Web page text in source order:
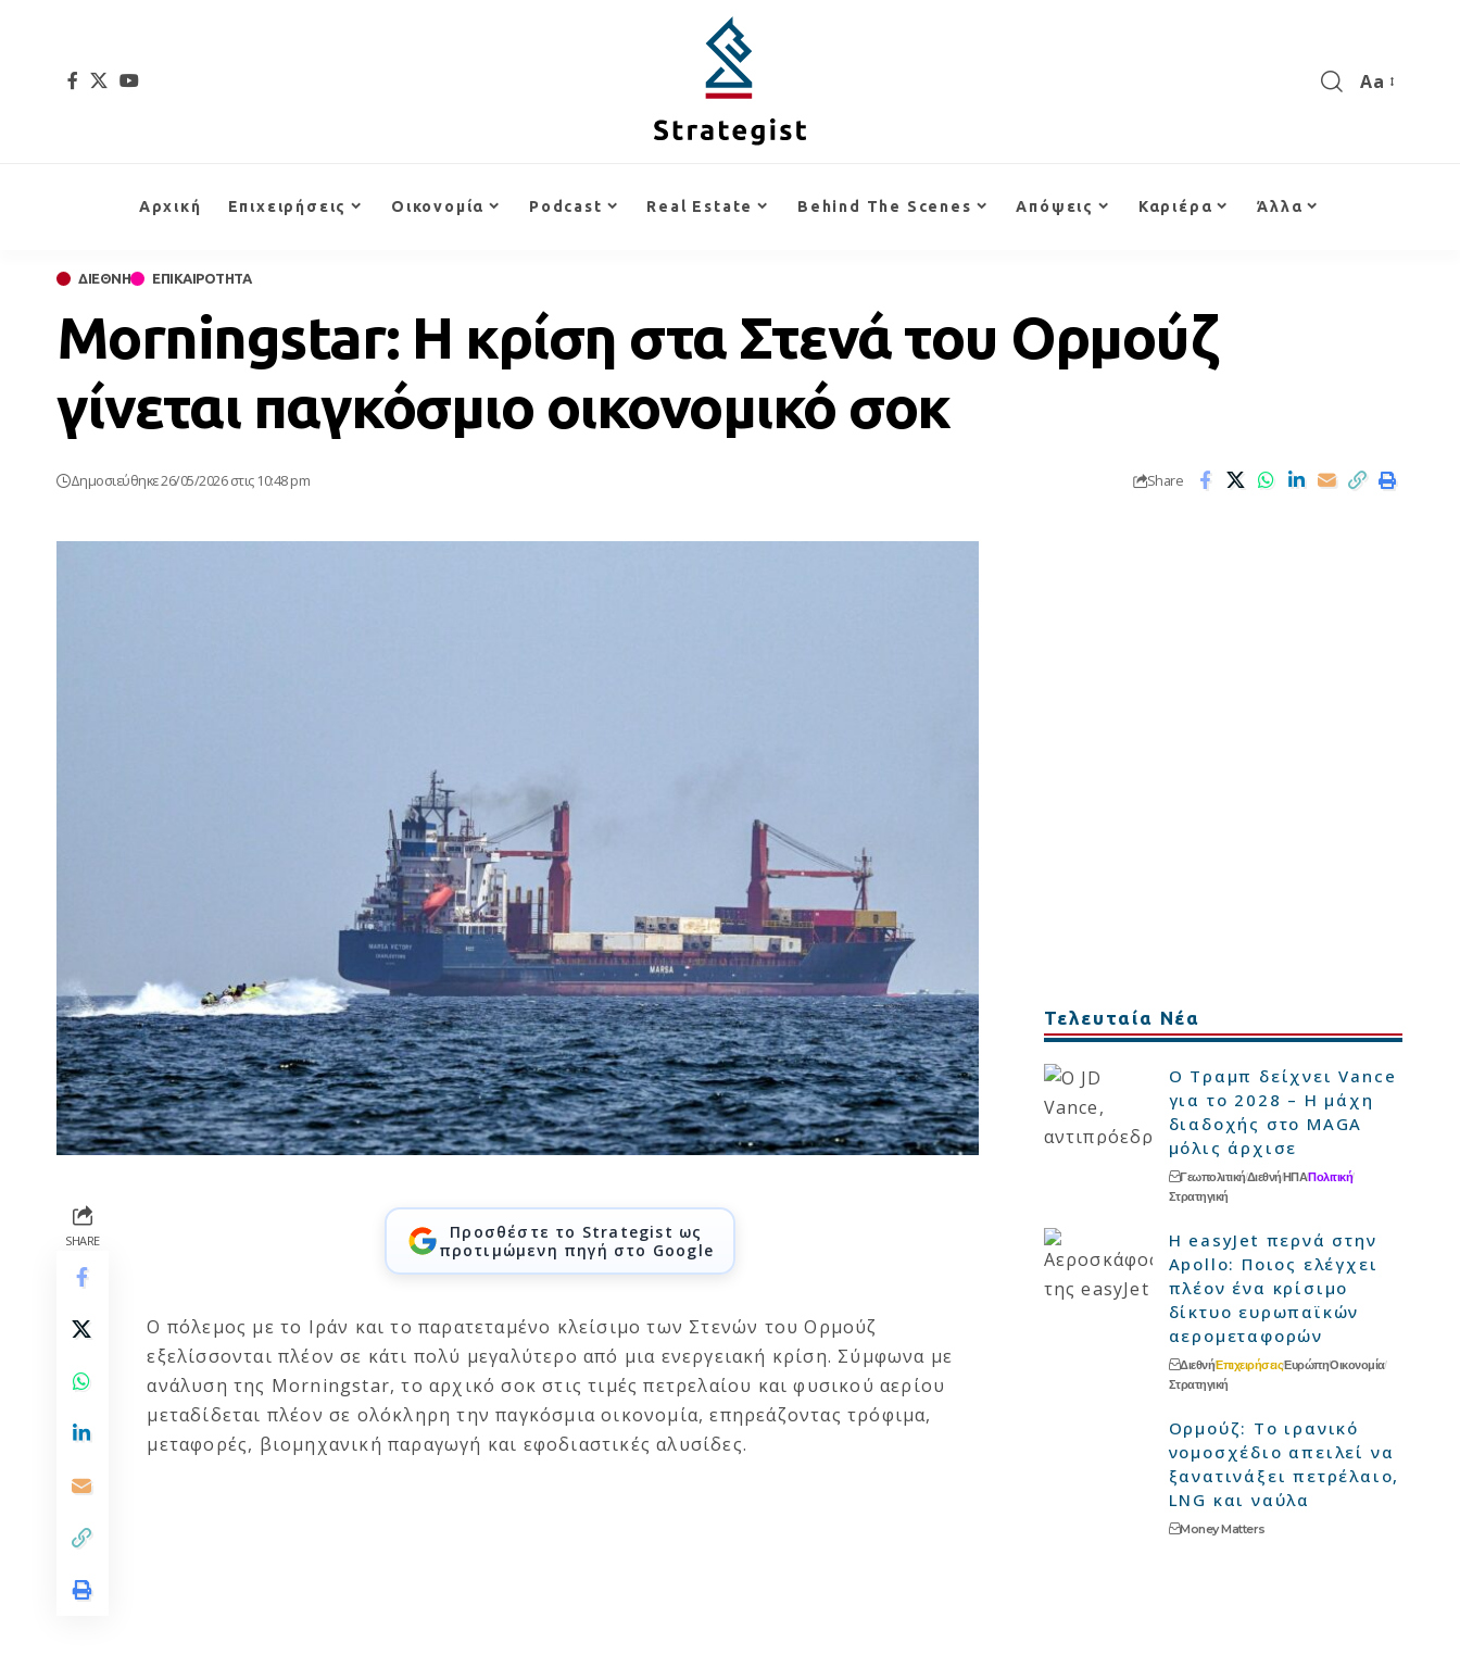
Aa
Αρχική Επιχειρήσεις Οικονομία Podcast Real Estate Behind The Scenes Απόψεις Καριέρα Άλλα
ΔΙΕΘΝΗ ΕΠΙΚΑΙΡΟΤΗΤΑ
Morningstar: Η κρίση στα Στενά του Ορμούζ
γίνεται παγκόσμιο οικονομικό σοκ
Δημοσιεύθηκε 26/05/2026 στις 10:48 pm Share
SHARE
Προσθέστε το Strategist ως
προτιμώμενη πηγή στο Google
Ο πόλεμος με το Ιράν και το παρατεταμένο κλείσιμο των Στενών του Ορμούζ
εξελίσσονται πλέον σε κάτι πολύ μεγαλύτερο από μια ενεργειακή κρίση. Σύμφωνα με
ανάλυση της Morningstar, το αρχικό σοκ στις τιμές πετρελαίου και φυσικού αερίου
μεταδίδεται πλέον σε ολόκληρη την παγκόσμια οικονομία, επηρεάζοντας τρόφιμα,
μεταφορές, βιομηχανική παραγωγή και εφοδιαστικές αλυσίδες.
Τελευταία Νέα
Ο Τραμπ δείχνει Vance
για το 2028 – Η μάχη
διαδοχής στο MAGA
μόλις άρχισε
ΓεωπολιτικήΔιεθνήΗΠΑΠολιτική
Στρατηγική
Η easyJet περνά στην
Apollo: Ποιος ελέγχει
πλέον ένα κρίσιμο
δίκτυο ευρωπαϊκών
αερομεταφορών
ΔιεθνήΕπιχειρήσειςΕυρώπηΟικονομία
Στρατηγική
Ορμούζ: Το ιρανικό
νομοσχέδιο απειλεί να
ξανατινάξει πετρέλαιο,
LNG και ναύλα
Money Matters